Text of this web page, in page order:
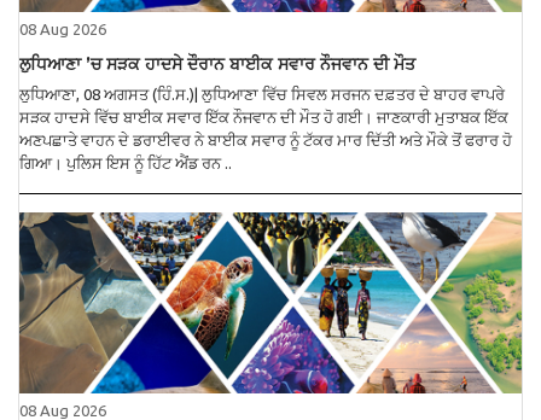
08 Aug 2026
ਲੁਧਿਆਣਾ ’ਚ ਸੜਕ ਹਾਦਸੇ ਦੌਰਾਨ ਬਾਈਕ ਸਵਾਰ ਨੌਜਵਾਨ ਦੀ ਮੌਤ
ਲੁਧਿਆਣਾ, 08 ਅਗਸਤ (ਹਿੰ.ਸ.)| ਲੁਧਿਆਣਾ ਵਿੱਚ ਸਿਵਲ ਸਰਜਨ ਦਫ਼ਤਰ ਦੇ ਬਾਹਰ ਵਾਪਰੇ
ਸੜਕ ਹਾਦਸੇ ਵਿੱਚ ਬਾਈਕ ਸਵਾਰ ਇੱਕ ਨੌਜਵਾਨ ਦੀ ਮੌਤ ਹੋ ਗਈ। ਜਾਣਕਾਰੀ ਮੁਤਾਬਕ ਇੱਕ
ਅਣਪਛਾਤੇ ਵਾਹਨ ਦੇ ਡਰਾਈਵਰ ਨੇ ਬਾਈਕ ਸਵਾਰ ਨੂੰ ਟੱਕਰ ਮਾਰ ਦਿੱਤੀ ਅਤੇ ਮੌਕੇ ਤੋਂ ਫਰਾਰ ਹੋ
ਗਿਆ। ਪੁਲਿਸ ਇਸ ਨੂੰ ਹਿੱਟ ਐਂਡ ਰਨ ..
08 Aug 2026